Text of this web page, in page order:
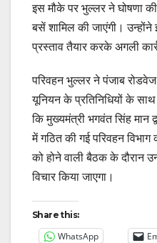
इस मौके पर भुल्लर ने घोषणा
बसें शामिल की जाएंगी।
प्रस्ताव तैयार करके अगली
परिवहन भुल्लर ने पंजाब
यूनियन के प्रतिनिधियों के
कि मुख्यमंत्री भगवंत सिंह मान
में गठित की गई परिवहन
को होने वाली बैठक के दौरान
विचार किया जाएगा।
Share this:
WhatsApp